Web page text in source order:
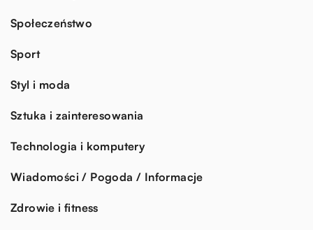
Społeczeństwo
Sport
Styl i moda
Sztuka i zainteresowania
Technologia i komputery
Wiadomości / Pogoda / Informacje
Zdrowie i fitness